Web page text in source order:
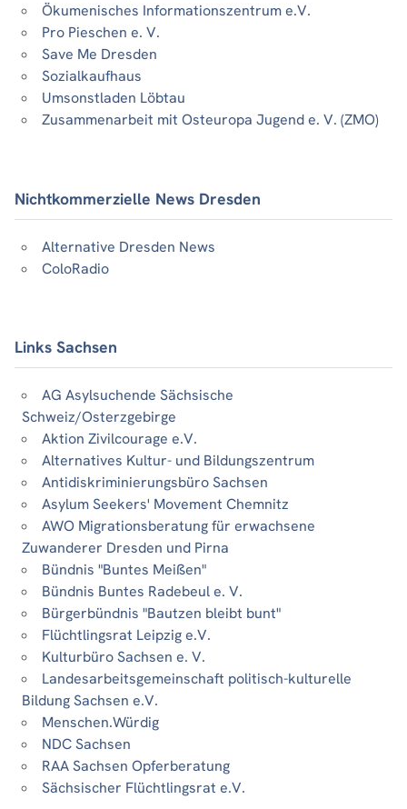
Ökumenisches Informationszentrum e.V.
Pro Pieschen e. V.
Save Me Dresden
Sozialkaufhaus
Umsonstladen Löbtau
Zusammenarbeit mit Osteuropa Jugend e. V. (ZMO)
Nichtkommerzielle News Dresden
Alternative Dresden News
ColoRadio
Links Sachsen
AG Asylsuchende Sächsische
Schweiz/Osterzgebirge
Aktion Zivilcourage e.V.
Alternatives Kultur- und Bildungszentrum
Antidiskriminierungsbüro Sachsen
Asylum Seekers' Movement Chemnitz
AWO Migrationsberatung für erwachsene
Zuwanderer Dresden und Pirna
Bündnis "Buntes Meißen"
Bündnis Buntes Radebeul e. V.
Bürgerbündnis "Bautzen bleibt bunt"
Flüchtlingsrat Leipzig e.V.
Kulturbüro Sachsen e. V.
Landesarbeitsgemeinschaft politisch-kulturelle
Bildung Sachsen e.V.
Menschen.Würdig
NDC Sachsen
RAA Sachsen Opferberatung
Sächsischer Flüchtlingsrat e.V.